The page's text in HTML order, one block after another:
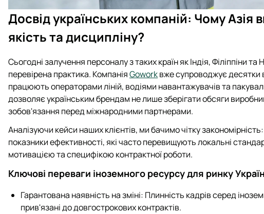
Досвід українських компаній: Чому Азія
якість та дисципліну?
Сьогодні залучення персоналу з таких країн як Індія, Філіппіни
перевірена практика. КомпаніяGoworkвже супроводжує десятки
працюють операторами ліній, водіями навантажувачів та
дозволяє українським брендам не лише зберігати обсяги
зобов'язання перед міжнародними партнерами.
Аналізуючи кейси наших клієнтів, ми бачимо чітку
показники ефективності, які часто перевищують локальні
мотивацією та специфікою контрактної роботи.
Ключові переваги іноземного ресурсу для ринку
Гарантована наявність на зміні: Плинність кадрів серед
прив'язані до довгострокових контрактів.